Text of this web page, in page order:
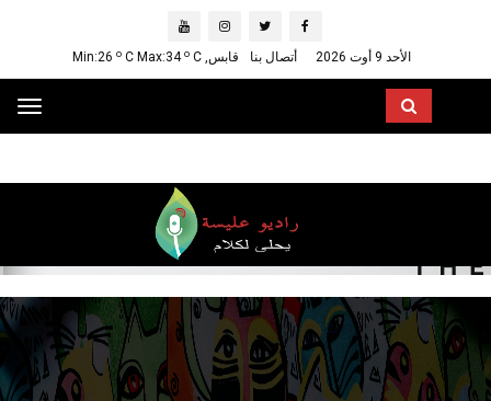
الأحد 9 أوت 2026 أتصال بنا قابس, Min:26 o C Max:34 o C